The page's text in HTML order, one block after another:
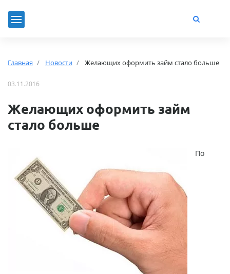
Главная Новости Желающих оформить займ стало больше
03.11.2016
Желающих оформить займ
стало больше
По